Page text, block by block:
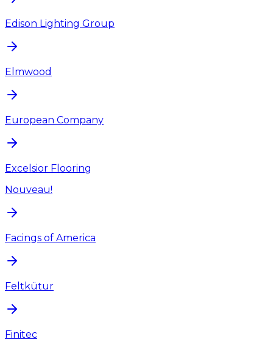
Edison Lighting Group
Elmwood
European Company
Excelsior Flooring
Nouveau!
Facings of America
Feltkütur
Finitec